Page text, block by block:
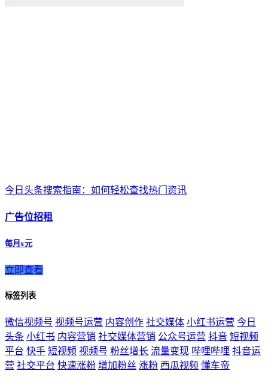
今日头条搜索指南：如何轻松查找热门资讯
广告位招租
每月x元
立即查看
标签列表
微信视频号 视频号运营 内容创作 社交媒体 小红书运营 今日
头条 小红书 内容营销 社交媒体营销 公众号运营 抖音 短视频
平台 快手 短视频 视频号 粉丝增长 流量变现 哔哩哔哩 抖音运
营 社交平台 快速涨粉 增加粉丝 涨粉 西瓜视频 懂车帝